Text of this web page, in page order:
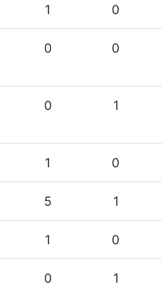
1 0
0 0
0 1
1 0
5 1
1 0
0 1